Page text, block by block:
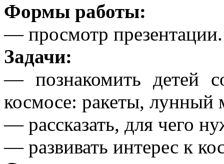
Формы работы:
— просмотр презентации.
Задачи:
— познакомить детей
космосе: ракеты, лунный
— рассказать, для чего
— развивать интерес к